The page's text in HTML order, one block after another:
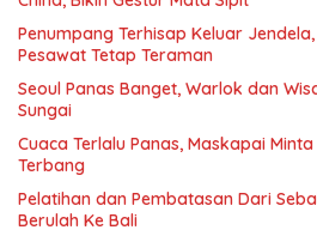
Penumpang Terhisap Keluar
Pesawat Tetap Teraman
Seoul Panas Banget, Warlok dan
Sungai
Cuaca Terlalu Panas, Maskapai
Terbang
Pelatihan dan Pembatasan Dari
Berulah Ke Bali